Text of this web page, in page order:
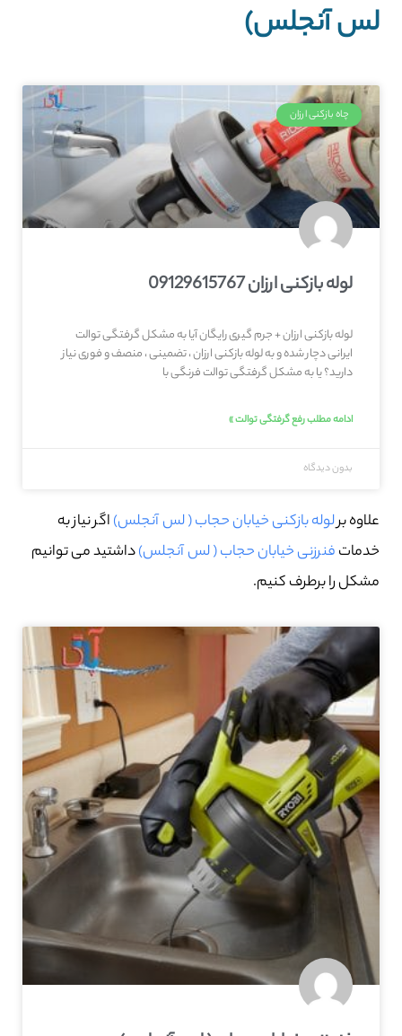
لس آنجلس)
چاه بازکنی ارزان
لوله بازکنی ارزان 09129615767
لوله بازکنی ارزان + جرم گیری رایگان آیا به مشکل گرفتگی توالت
ایرانی دچار شده و به لوله بازکنی ارزان ، تضمینی ، منصف و فوری نیاز
دارید؟ یا به مشکل گرفتگی توالت فرنگی با
ادامه مطلب رفع گرفتگی توالت »
بدون دیدگاه
علاوه برلوله بازکنی خیابان حجاب ( لس آنجلس)اگر نیاز به
خدماتفنرزنی خیابان حجاب ( لس آنجلس)داشتید می توانیم
مشکل را برطرف کنیم.